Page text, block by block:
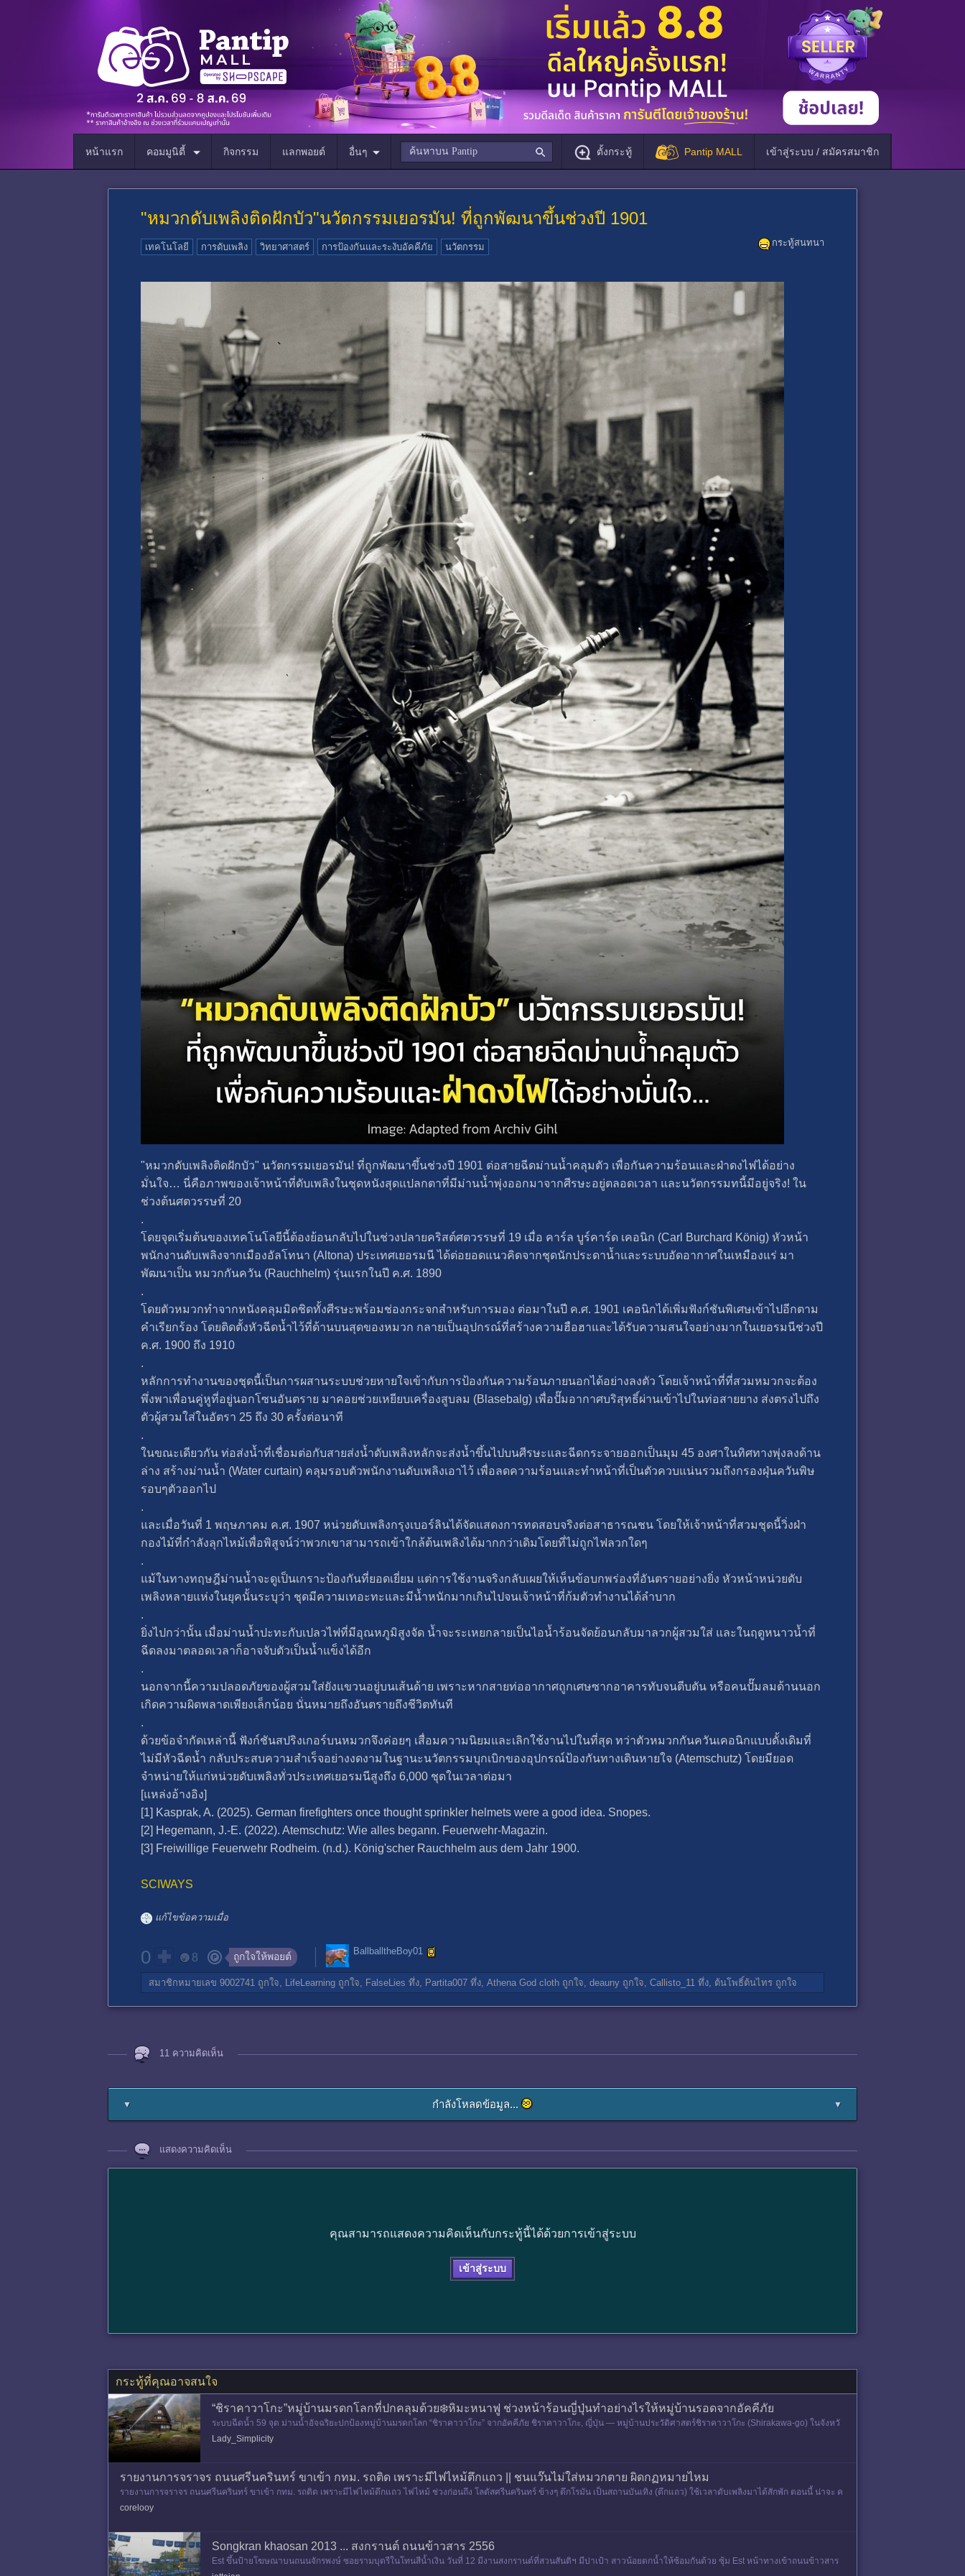
หน้าแรก คอมมูนิตี้ กิจกรรม แลกพอยต์ อื่นๆ ตั้งกระทู้ Pantip MALL เข้าสู่ระบบ / สมัครสมาชิก
"หมวกดับเพลิงติดฝักบัว"นวัตกรรมเยอรมัน! ที่ถูกพัฒนาขึ้นช่วงปี 1901
กระทู้สนทนา
เทคโนโลยี การดับเพลิง วิทยาศาสตร์ การป้องกันและระงับอัคคีภัย นวัตกรรม
"หมวกดับเพลิงติดฝักบัว" นวัตกรรมเยอรมัน! ที่ถูกพัฒนาขึ้นช่วงปี 1901 ต่อสายฉีดม่านน้ำคลุมตัว เพื่อกันความร้อนและฝ่าดงไฟได้อย่าง
มั่นใจ… นี่คือภาพของเจ้าหน้าที่ดับเพลิงในชุดหนังสุดแปลกตาที่มีม่านน้ำพุ่งออกมาจากศีรษะอยู่ตลอดเวลา และนวัตกรรมทนี้มีอยู่จริง! ใน
ช่วงต้นศตวรรษที่ 20
.
โดยจุดเริ่มต้นของเทคโนโลยีนี้ต้องย้อนกลับไปในช่วงปลายคริสต์ศตวรรษที่ 19 เมื่อ คาร์ล บูร์คาร์ด เคอนิก (Carl Burchard König) หัวหน้า
พนักงานดับเพลิงจากเมืองอัลโทนา (Altona) ประเทศเยอรมนี ได้ต่อยอดแนวคิดจากชุดนักประดาน้ำและระบบอัดอากาศในเหมืองแร่ มา
พัฒนาเป็น หมวกกันควัน (Rauchhelm) รุ่นแรกในปี ค.ศ. 1890
.
โดยตัวหมวกทำจากหนังคลุมมิดชิดทั้งศีรษะพร้อมช่องกระจกสำหรับการมอง ต่อมาในปี ค.ศ. 1901 เคอนิกได้เพิ่มฟังก์ชันพิเศษเข้าไปอีกตาม
คำเรียกร้อง โดยติดตั้งหัวฉีดน้ำไว้ที่ด้านบนสุดของหมวก กลายเป็นอุปกรณ์ที่สร้างความฮือฮาและได้รับความสนใจอย่างมากในเยอรมนีช่วงปี
ค.ศ. 1900 ถึง 1910
.
หลักการทำงานของชุดนี้เป็นการผสานระบบช่วยหายใจเข้ากับการป้องกันความร้อนภายนอกได้อย่างลงตัว โดยเจ้าหน้าที่ที่สวมหมวกจะต้อง
พึ่งพาเพื่อนคู่หูที่อยู่นอกโซนอันตราย มาคอยช่วยเหยียบเครื่องสูบลม (Blasebalg) เพื่อปั๊มอากาศบริสุทธิ์ผ่านเข้าไปในท่อสายยาง ส่งตรงไปถึง
ตัวผู้สวมใส่ในอัตรา 25 ถึง 30 ครั้งต่อนาที
.
ในขณะเดียวกัน ท่อส่งน้ำที่เชื่อมต่อกับสายส่งน้ำดับเพลิงหลักจะส่งน้ำขึ้นไปบนศีรษะและฉีดกระจายออกเป็นมุม 45 องศาในทิศทางพุ่งลงด้าน
ล่าง สร้างม่านน้ำ (Water curtain) คลุมรอบตัวพนักงานดับเพลิงเอาไว้ เพื่อลดความร้อนและทำหน้าที่เป็นตัวควบแน่นรวมถึงกรองฝุ่นควันพิษ
รอบๆตัวออกไป
.
และเมื่อวันที่ 1 พฤษภาคม ค.ศ. 1907 หน่วยดับเพลิงกรุงเบอร์ลินได้จัดแสดงการทดสอบจริงต่อสาธารณชน โดยให้เจ้าหน้าที่สวมชุดนี้วิ่งฝ่า
กองไม้ที่กำลังลุกไหม้เพื่อพิสูจน์ว่าพวกเขาสามารถเข้าใกล้ต้นเพลิงได้มากกว่าเดิมโดยที่ไม่ถูกไฟลวกใดๆ
.
แม้ในทางทฤษฎีม่านน้ำจะดูเป็นเกราะป้องกันที่ยอดเยี่ยม แต่การใช้งานจริงกลับเผยให้เห็นข้อบกพร่องที่อันตรายอย่างยิ่ง หัวหน้าหน่วยดับ
เพลิงหลายแห่งในยุคนั้นระบุว่า ชุดมีความเทอะทะและมีน้ำหนักมากเกินไปจนเจ้าหน้าที่ก้มตัวทำงานได้ลำบาก
.
ยิ่งไปกว่านั้น เมื่อม่านน้ำปะทะกับเปลวไฟที่มีอุณหภูมิสูงจัด น้ำจะระเหยกลายเป็นไอน้ำร้อนจัดย้อนกลับมาลวกผู้สวมใส่ และในฤดูหนาวน้ำที่
ฉีดลงมาตลอดเวลาก็อาจจับตัวเป็นน้ำแข็งได้อีก
.
นอกจากนี้ความปลอดภัยของผู้สวมใส่ยังแขวนอยู่บนเส้นด้าย เพราะหากสายท่ออากาศถูกเศษซากอาคารทับจนตีบตัน หรือคนปั๊มลมด้านนอก
เกิดความผิดพลาดเพียงเล็กน้อย นั่นหมายถึงอันตรายถึงชีวิตทันที
.
ด้วยข้อจำกัดเหล่านี้ ฟังก์ชันสปริงเกอร์บนหมวกจึงค่อยๆ เสื่อมความนิยมและเลิกใช้งานไปในที่สุด ทว่าตัวหมวกกันควันเคอนิกแบบดั้งเดิมที่
ไม่มีหัวฉีดน้ำ กลับประสบความสำเร็จอย่างงดงามในฐานะนวัตกรรมบุกเบิกของอุปกรณ์ป้องกันทางเดินหายใจ (Atemschutz) โดยมียอด
จำหน่ายให้แก่หน่วยดับเพลิงทั่วประเทศเยอรมนีสูงถึง 6,000 ชุดในเวลาต่อมา
[แหล่งอ้างอิง]
[1] Kasprak, A. (2025). German firefighters once thought sprinkler helmets were a good idea. Snopes.
[2] Hegemann, J.-E. (2022). Atemschutz: Wie alles begann. Feuerwehr-Magazin.
[3] Freiwillige Feuerwehr Rodheim. (n.d.). König'scher Rauchhelm aus dem Jahr 1900.
SCIWAYS
แก้ไขข้อความเมื่อ
0 8 ถูกใจให้พอยต์ BallballtheBoy01
สมาชิกหมายเลข 9002741 ถูกใจ, LifeLearning ถูกใจ, FalseLies ทึ่ง, Partita007 ทึ่ง, Athena God cloth ถูกใจ, deauny ถูกใจ, Callisto_11 ทึ่ง, ต้นโพธิ์ต้นไทร ถูกใจ
11 ความคิดเห็น
▼ กำลังโหลดข้อมูล... ▼
แสดงความคิดเห็น
คุณสามารถแสดงความคิดเห็นกับกระทู้นี้ได้ด้วยการเข้าสู่ระบบ
เข้าสู่ระบบ
กระทู้ที่คุณอาจสนใจ
“ชิราคาวาโกะ”หมู่บ้านมรดกโลกที่ปกคลุมด้วย❄️หิมะหนาฟู ช่วงหน้าร้อนญี่ปุ่นทำอย่างไรให้หมู่บ้านรอดจากอัคคีภัย
ระบบฉีดน้ำ 59 จุด ม่านน้ำอัจฉริยะปกป้องหมู่บ้านมรดกโลก “ชิราคาวาโกะ” จากอัคคีภัย ชิราคาวาโกะ, ญี่ปุ่น — หมู่บ้านประวัติศาสตร์ชิราคาวาโกะ (Shirakawa-go) ในจังหวั
ดกิฟุ ประเทศญี่ปุ่น ซ
Lady_Simplicity
รายงานการจราจร ถนนศรีนครินทร์ ขาเข้า กทม. รถติด เพราะมีไฟไหม้ตึกแถว || ชนแว๊นไม่ใส่หมวกตาย ผิดกฏหมายไหม
รายงานการจราจร ถนนศรีนครินทร์ ขาเข้า กทม. รถติด เพราะมีไฟไหม้ตึกแถว ไฟไหม้ ช่วงก่อนถึง โลตัสศรีนครินทร์ ข้างๆ ตึกโรมัน เป็นสถานบันเทิง (ตึกแถว) ใช้เวลาดับเพลิงมาได้สักพัก ตอนนี้ น่าจะ ค
วบคุมได้แล้ว
corelooy
Songkran khaosan 2013 ... สงกรานต์ ถนนข้าวสาร 2556
Est ขึ้นป้ายโฆษณาบนถนนจักรพงษ์ ซอยรามบุตรีในโทนสีน้ำเงิน วันที่ 12 มีงานสงกรานต์ที่สวนสันติฯ มีปาเป้า สาวน้อยตกน้ำให้ซ้อมกันด้วย ซุ้ม Est หน้าทางเข้าถนนข้าวสาร
Est กระป๋องยักษ์ที่มาเข้าขบวนตอนเช้า